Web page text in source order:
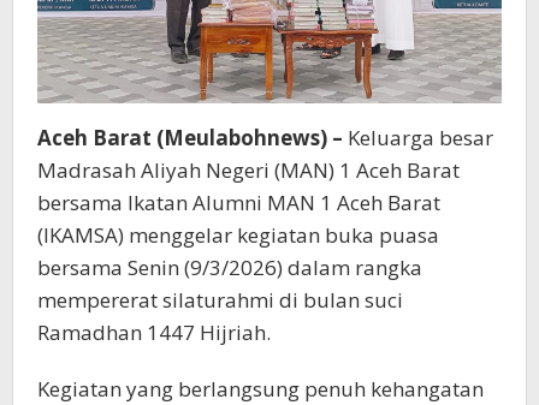
Aceh Barat (Meulabohnews) – Keluarga besar
Madrasah Aliyah Negeri (MAN) 1 Aceh Barat
bersama Ikatan Alumni MAN 1 Aceh Barat
(IKAMSA) menggelar kegiatan buka puasa
bersama Senin (9/3/2026) dalam rangka
mempererat silaturahmi di bulan suci
Ramadhan 1447 Hijriah.
Kegiatan yang berlangsung penuh kehangatan